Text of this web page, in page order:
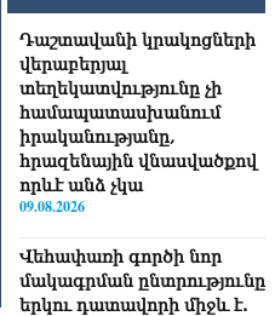
Դաշտավանի կրակոցների
վերաբերյալ
տեղեկատվությունը չի
համապատասխանում
իրականությանը,
հրազենային վնասվածքով
որևէ անձ չկա
09.08.2026
Վեհափառի գործի նոր
մակագրման ընտրությունը
երկու դատավորի միջև է.